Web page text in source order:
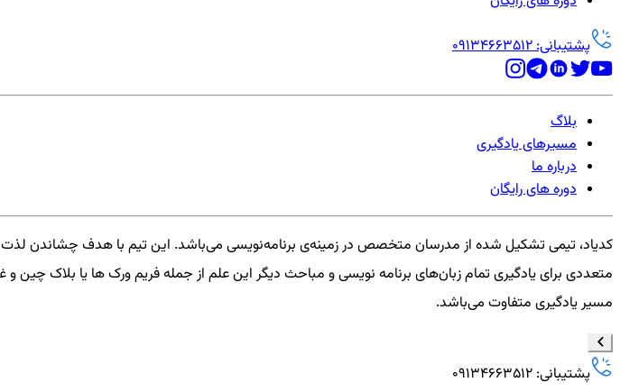
پشتیبانی: 09134663512
بلاگ
مسیرهای یادگیری
درباره ما
دوره های رایگان
کدیاد، تیمی تشکیل شده از مدرسان متخصص در زمینه‌ی برنامه‌نویسی می‌باشد. این تیم با هدف چشاندن
متعددی برای یادگیری تمام زبان‌های برنامه نویسی و مباحث دیگر این علم از جمله فریم ورک ها یا بلاک چین
مسیر یادگیری متفاوت می‌باشد.
پشتیبانی: 09134663512